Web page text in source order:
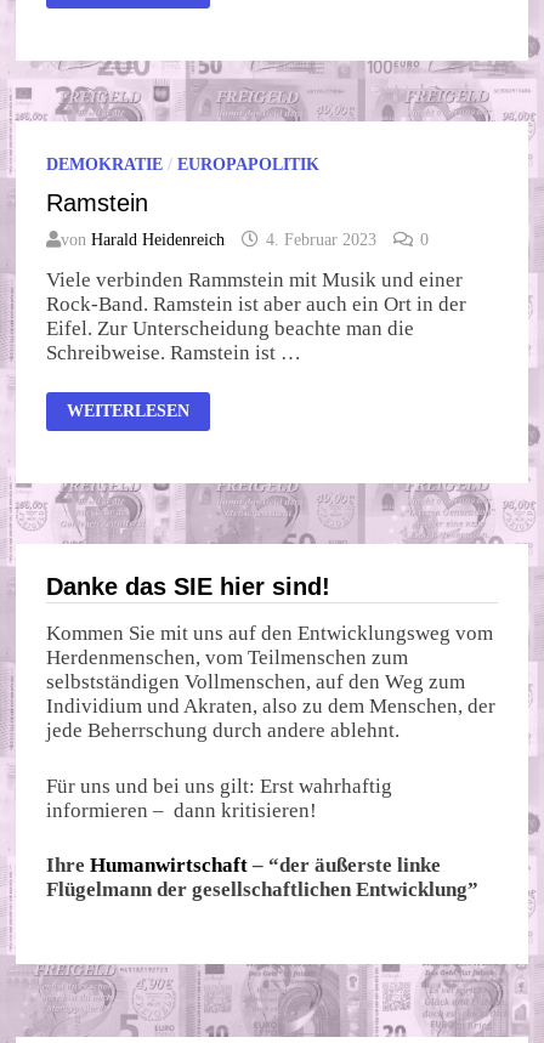
RECHTS
DEMOKRATIE /EUROPAPOLITIK
Ramstein
vonHarald Heidenreich 4. Februar 2023 0
Viele verbinden Rammstein mit Musik und einer
Rock-Band. Ramstein ist aber auch ein Ort in der
Eifel. Zur Unterscheidung beachte man die
Schreibweise. Ramstein ist …
RAMSTEIN
WEITERLESEN
Danke das SIE hier sind!
Kommen Sie mit uns auf den Entwicklungsweg vom
Herdenmenschen, vom Teilmenschen zum
selbstständigen Vollmenschen, auf den Weg zum
Individium und Akraten, also zu dem Menschen, der
jede Beherrschung durch andere ablehnt.
Für uns und bei uns gilt: Erst wahrhaftig
informieren – dann kritisieren!
IhreHumanwirtschaft – “der äußerste linke
Flügelmann der gesellschaftlichen Entwicklung”